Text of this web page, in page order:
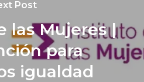
Post
las Mujeres |
para
igualdad